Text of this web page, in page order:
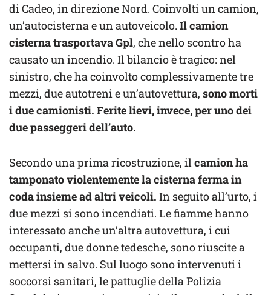
di Cadeo, in direzione Nord. Coinvolti un camion,
un’autocisterna e un autoveicolo. Il camion
cisterna trasportava Gpl, che nello scontro ha
causato un incendio. Il bilancio è tragico: nel
sinistro, che ha coinvolto complessivamente tre
mezzi, due autotreni e un’autovettura, sono morti
i due camionisti. Ferite lievi, invece, per uno dei
due passeggeri dell’auto.
Secondo una prima ricostruzione, ilcamion ha
tamponato violentemente la cisterna ferma in
coda insieme ad altri veicoli. In seguito all’urto, i
due mezzi si sono incendiati. Le fiamme hanno
interessato anche un’altra autovettura, i cui
occupanti, due donne tedesche, sono riuscite a
mettersi in salvo. Sul luogo sono intervenuti i
soccorsi sanitari, le pattuglie della Polizia